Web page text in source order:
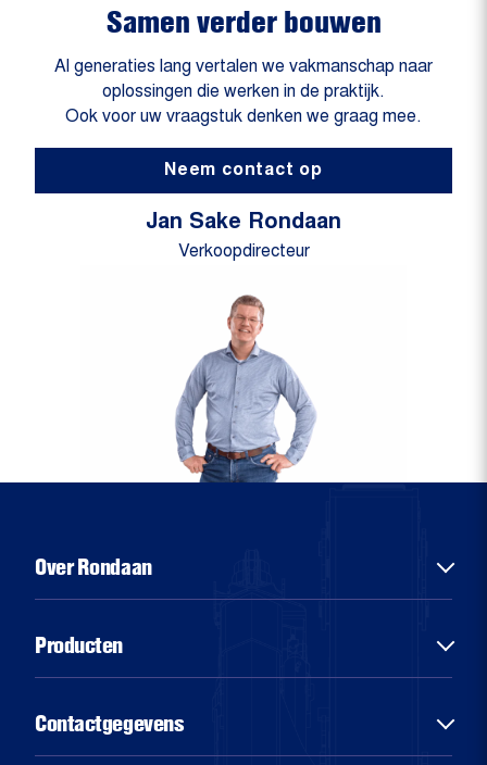
Samen verder bouwen
Al generaties lang vertalen we vakmanschap naar
oplossingen die werken in de praktijk.
Ook voor uw vraagstuk denken we graag mee.
Neem contact op
Jan Sake Rondaan
Verkoopdirecteur
Over Rondaan
Over ons
Producten
Chassisbouw
Contactgegevens